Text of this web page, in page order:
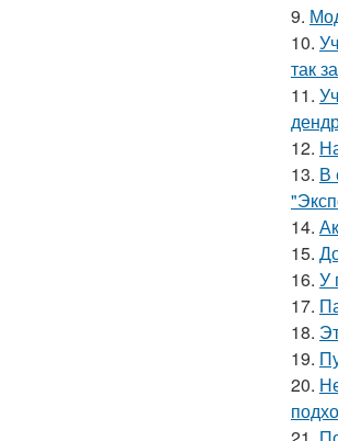
9.
10.
так
11.
12.
13. В
14.
15.
16. У
17.
18.
19.
20.